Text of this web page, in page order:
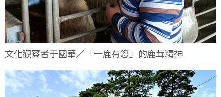
文化觀察者于國華／「一鹿有您」的鹿茸精神